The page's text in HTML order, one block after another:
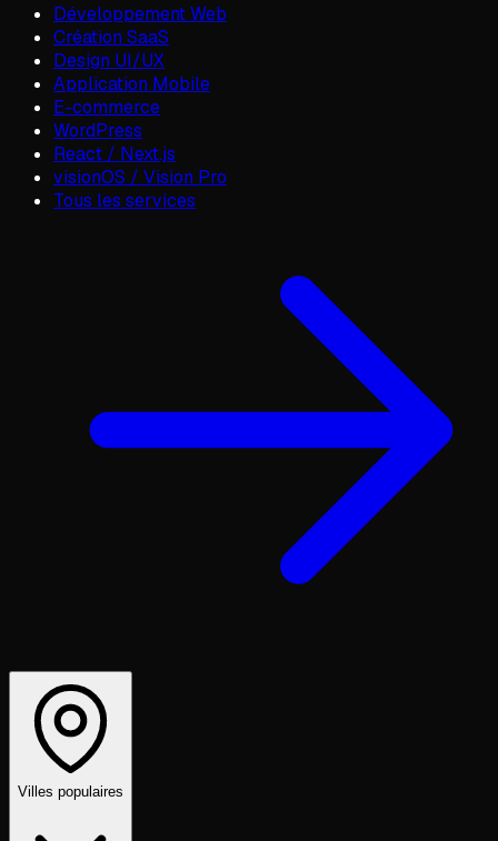
Développement Web
Création SaaS
Design UI/UX
Application Mobile
E-commerce
WordPress
React / Next.js
visionOS / Vision Pro
Tous les services
Villes populaires